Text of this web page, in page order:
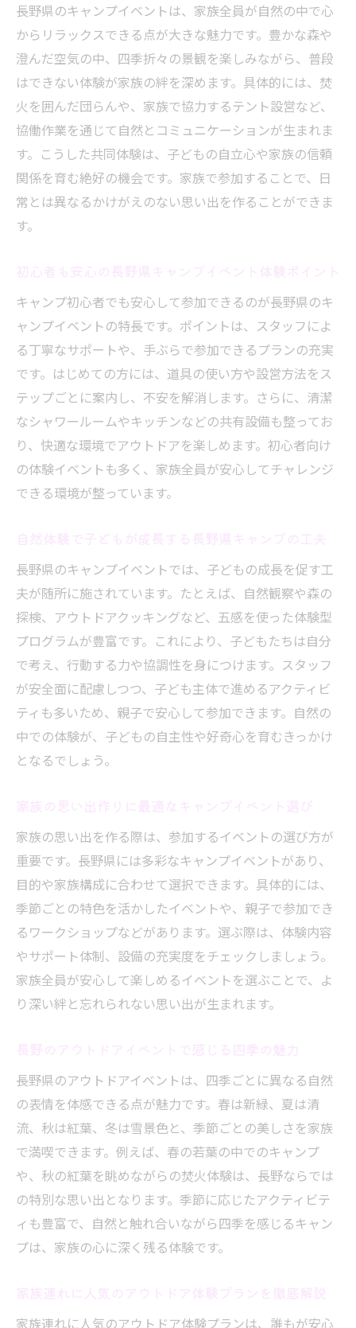
徹底解説
アウトドアイベントで自然を満喫する方法
長野県の自然を満喫できるキャンプイベン
トの楽しみ方
アウトドアイベントで体感する長野の美し
い自然環境
キャンプ体験をより深めるアウトドアアク
ティビティ紹介
験の魅力
心身をリフレッシュできる自然満喫キャン
プのコツ
長野で話題のキャンプイベント特集
注目のアウトドアイベントと長野県キャン
プの最新動向
長野の家族向け人気キャンプイベントを紹
介
話題のアウトドアイベント2025年の注目ポ
されるイベント情報
アルプスアウトドアサミット体験記と見ど
キャンプと音楽が融合した長野のフェスイ
ベント徹底解説
キャンプ好き必見のアウトドア体験案内
キャンプ好きにおすすめの長野県アウトド
アイベント
登山用品イベント2025年注目ポイントと準
備のコツ
家族で楽しめる体験型キャンプイベントの
選び方
キャンプとアウトドアショップ活用法を紹
介
自然体験を深めるためのアウトドアイベン
ト活用術
例
自然に囲まれて体感する家族のコミュニケ
ーション
アウトドアイベントが子どもの成長にもた
らす効果
家族全員で取り組めるキャンプ体験のアイ
ディア
の提案
長野県のキャンプイベントは、家族全員が自然の中で心
からリラックスできる点が大きな魅力です。豊かな森や
澄んだ空気の中、四季折々の景観を楽しみながら、普段
はできない体験が家族の絆を深めます。具体的には、焚
火を囲んだ団らんや、家族で協力するテント設営など、
協働作業を通じて自然とコミュニケーションが生まれま
す。こうした共同体験は、子どもの自立心や家族の信頼
関係を育む絶好の機会です。家族で参加することで、日
常とは異なるかけがえのない思い出を作ることができま
す。
キャンプ初心者でも安心して参加できるのが長野県のキ
ャンプイベントの特長です。ポイントは、スタッフによ
る丁寧なサポートや、手ぶらで参加できるプランの充実
です。はじめての方には、道具の使い方や設営方法をス
テップごとに案内し、不安を解消します。さらに、清潔
なシャワールームやキッチンなどの共有設備も整ってお
り、快適な環境でアウトドアを楽しめます。初心者向け
の体験イベントも多く、家族全員が安心してチャレンジ
できる環境が整っています。
長野県のキャンプイベントでは、子どもの成長を促す工
夫が随所に施されています。たとえば、自然観察や森の
探検、アウトドアクッキングなど、五感を使った体験型
プログラムが豊富です。これにより、子どもたちは自分
で考え、行動する力や協調性を身につけます。スタッフ
が安全面に配慮しつつ、子ども主体で進めるアクティビ
ティも多いため、親子で安心して参加できます。自然の
中での体験が、子どもの自主性や好奇心を育むきっかけ
となるでしょう。
家族の思い出を作る際は、参加するイベントの選び方が
重要です。長野県には多彩なキャンプイベントがあり、
目的や家族構成に合わせて選択できます。具体的には、
季節ごとの特色を活かしたイベントや、親子で参加でき
るワークショップなどがあります。選ぶ際は、体験内容
やサポート体制、設備の充実度をチェックしましょう。
家族全員が安心して楽しめるイベントを選ぶことで、よ
り深い絆と忘れられない思い出が生まれます。
長野県のアウトドアイベントは、四季ごとに異なる自然
の表情を体感できる点が魅力です。春は新緑、夏は清
流、秋は紅葉、冬は雪景色と、季節ごとの美しさを家族
で満喫できます。例えば、春の若葉の中でのキャンプ
や、秋の紅葉を眺めながらの焚火体験は、長野ならでは
の特別な思い出となります。季節に応じたアクティビテ
ィも豊富で、自然と触れ合いながら四季を感じるキャン
プは、家族の心に深く残る体験です。
家族連れに人気のアウトドア体験プランは、誰もが安心